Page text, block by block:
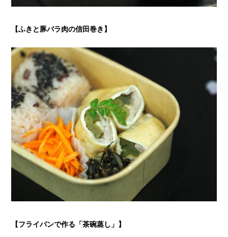
【ふきと豚バラ肉の信田巻き】
【フライパンで作る「茶碗蒸し」 】